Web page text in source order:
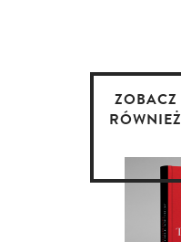
ZOBACZ
RÓWNIEŻ